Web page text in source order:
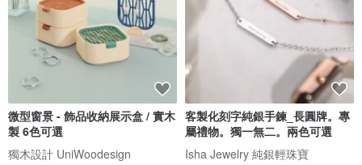
微型窗景 - 飾品收納展示盒 / 實木
製 6色可選
獨木設計 UniWoodesign
客製化刻字純銀手鍊_長圓牌。專
屬禮物。獨一無二。兩色可選
Isha Jewelry 純銀輕珠寶